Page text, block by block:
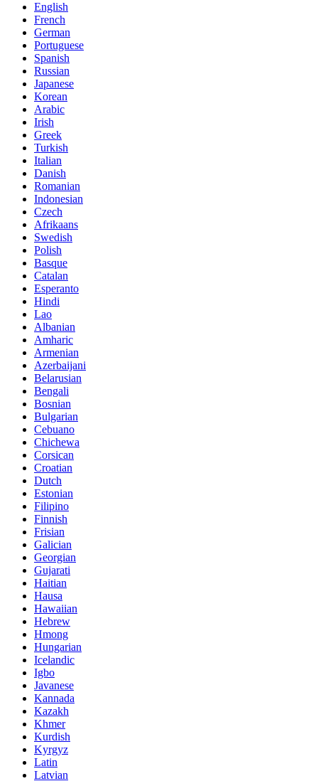
English
French
German
Portuguese
Spanish
Russian
Japanese
Korean
Arabic
Irish
Greek
Turkish
Italian
Danish
Romanian
Indonesian
Czech
Afrikaans
Swedish
Polish
Basque
Catalan
Esperanto
Hindi
Lao
Albanian
Amharic
Armenian
Azerbaijani
Belarusian
Bengali
Bosnian
Bulgarian
Cebuano
Chichewa
Corsican
Croatian
Dutch
Estonian
Filipino
Finnish
Frisian
Galician
Georgian
Gujarati
Haitian
Hausa
Hawaiian
Hebrew
Hmong
Hungarian
Icelandic
Igbo
Javanese
Kannada
Kazakh
Khmer
Kurdish
Kyrgyz
Latin
Latvian